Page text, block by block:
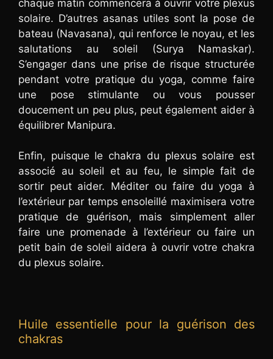
chaque matin commencera à ouvrir votre plexus
solaire. D’autres asanas utiles sont la pose de
bateau (Navasana), qui renforce le noyau, et les
salutations au soleil (Surya Namaskar).
S’engager dans une prise de risque structurée
pendant votre pratique du yoga, comme faire
une pose stimulante ou vous pousser
doucement un peu plus, peut également aider à
équilibrer Manipura.
Enfin, puisque le chakra du plexus solaire est
associé au soleil et au feu, le simple fait de
sortir peut aider. Méditer ou faire du yoga à
l’extérieur par temps ensoleillé maximisera votre
pratique de guérison, mais simplement aller
faire une promenade à l’extérieur ou faire un
petit bain de soleil aidera à ouvrir votre chakra
du plexus solaire.
Huile essentielle pour la guérison des
chakras